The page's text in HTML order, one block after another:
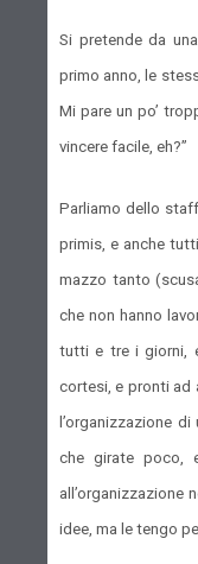
Si pretende da
primo anno, le
Mi pare un po’
vincere facile, eh?”
Parliamo dello
primis, e anche
mazzo tanto
che non hanno
tutti e tre i giorni,
cortesi, e pronti ad
l’organizzazione
che girate poco,
all’organizzazione
idee, ma le tengo